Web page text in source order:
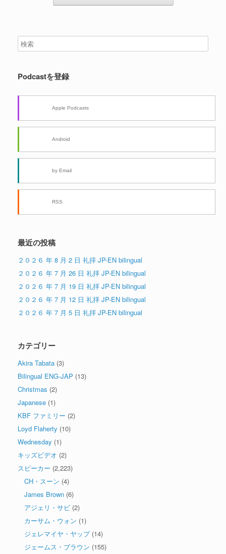
Podcastを登録
Apple Podcasts
Android
by Email
RSS
最近の投稿
２０２６ 年 8 月 2 日 礼拝 JP-EN bilingual
２０２６ 年 7 月 26 日 礼拝 JP-EN bilingual
２０２６ 年 7 月 19 日 礼拝 JP-EN bilingual
２０２６ 年 7 月 12 日 礼拝 JP-EN bilingual
２０２６ 年 7 月 5 日 礼拝 JP-EN bilingual
カテゴリー
Akira Tabata (3)
Bilingual ENG-JAP (13)
Christmas (2)
Japanese (1)
KBF ファミリー (2)
Loyd Flaherty (10)
Wednesday (1)
キッズビデオ (2)
スピーカー (2,223)
CH・スーン (4)
James Brown (6)
アジェリ・サビ (2)
カーサム・ウォン (1)
ジェレマイヤ・ヤップ(14)
ジェームス・ブラウン (155)